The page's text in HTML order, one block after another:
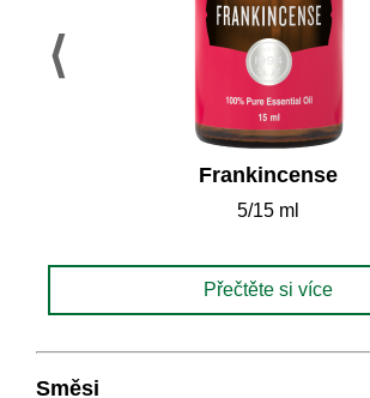
Frankincense
5/15 ml
Přečtěte si více
Směsi